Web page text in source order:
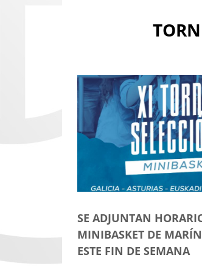
SE ADJUNTAN
MINIBASKET DE
ESTE FIN DE SEMANA